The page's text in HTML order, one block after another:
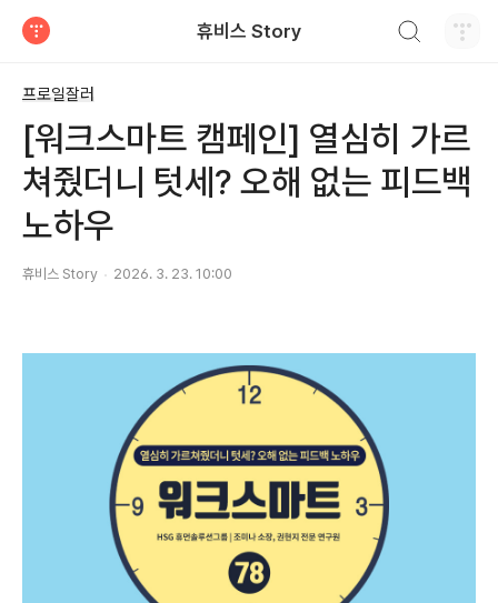
휴비스 Story
프로일잘러
[워크스마트 캠페인] 열심히 가르
쳐줬더니 텃세? 오해 없는 피드백
노하우
휴비스 Story 2026. 3. 23. 10:00